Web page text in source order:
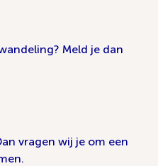
Meld je dan
vragen wij je om een